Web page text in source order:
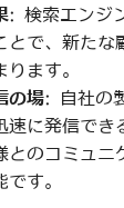
: 検索エンジ
とで、新たな
ります。
の場: 自社の
速に発信でき
とのコミュニ
です。